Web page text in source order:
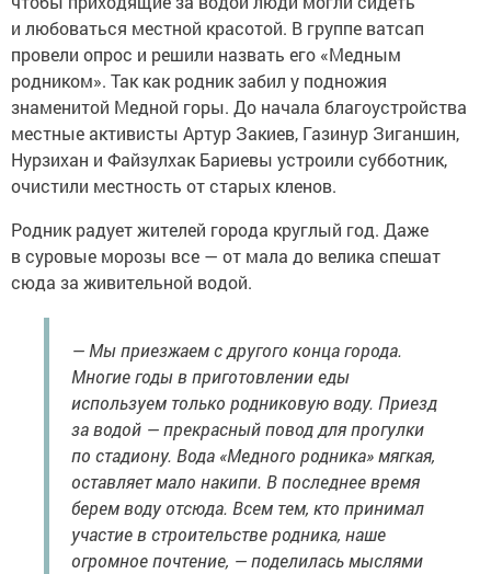
и любоваться местной красотой. В группе ватсап
провели опрос и решили назвать его «Медным
родником». Так как родник забил у подножия
знаменитой Медной горы. До начала благоустройства
местные активисты Артур Закиев, Газинур Зиганшин,
Нурзихан и Файзулхак Бариевы устроили субботник,
очистили местность от старых кленов.
Родник радует жителей города круглый год. Даже
в суровые морозы все — от мала до велика спешат
сюда за живительной водой.
— Мы приезжаем с другого конца города.
Многие годы в приготовлении еды
используем только родниковую воду. Приезд
за водой — прекрасный повод для прогулки
по стадиону. Вода «Медного родника» мягкая,
оставляет мало накипи. В последнее время
берем воду отсюда. Всем тем, кто принимал
участие в строительстве родника, наше
огромное почтение, — поделилась мыслями